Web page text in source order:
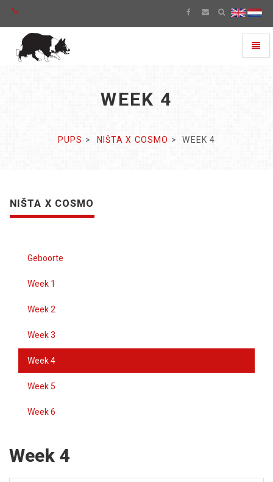
WEEK 4
PUPS NIŠTA X COSMO WEEK 4
NIŠTA X COSMO
Geboorte
Week 1
Week 2
Week 3
Week 4
Week 5
Week 6
Week 4